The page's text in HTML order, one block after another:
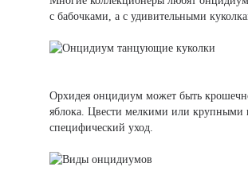
с бабочками, а с удивительными
Орхидея онцидиум может быть
яблока. Цвести мелкими или крупными
специфический уход.